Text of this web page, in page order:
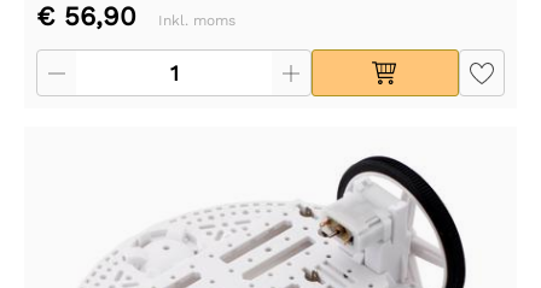
€ 56,90 Inkl. moms